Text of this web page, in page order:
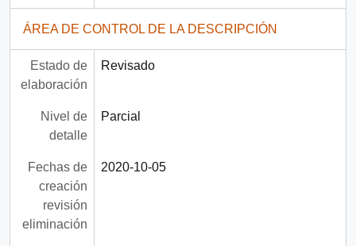
ÁREA DE CONTROL DE LA DESCRIPCIÓN
Estado de
elaboración
Revisado
Nivel de
detalle
Parcial
Fechas de
creación
revisión
eliminación
2020-10-05